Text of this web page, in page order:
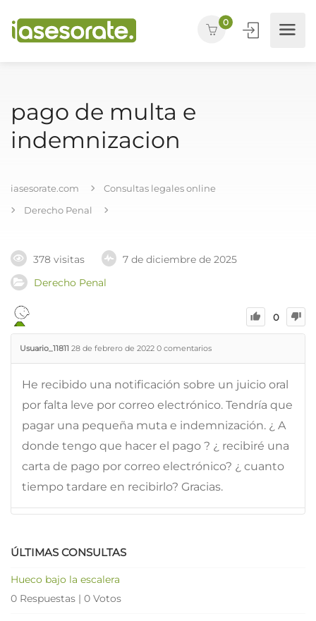
0
pago de multa e
indemnizacion
iasesorate.com
Consultas legales online
Derecho Penal
378 visitas
7 de diciembre de 2025
Derecho Penal
0
Usuario_11811 28 de febrero de 2022 0 comentarios
He recibido una notificación sobre un juicio oral
por falta leve por correo electrónico. Tendría que
pagar una pequeña muta e indemnización. ¿ A
donde tengo que hacer el pago ? ¿ recibiré una
carta de pago por correo electrónico? ¿ cuanto
tiempo tardare en recibirlo? Gracias.
ÚLTIMAS CONSULTAS
Hueco bajo la escalera
0 Respuestas | 0 Votos